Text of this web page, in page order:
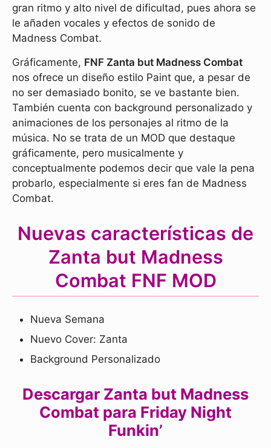
gran ritmo y alto nivel de dificultad, pues ahora se
le añaden vocales y efectos de sonido de
Madness Combat.
Gráficamente, FNF Zanta but Madness Combat
nos ofrece un diseño estilo Paint que, a pesar de
no ser demasiado bonito, se ve bastante bien.
También cuenta con background personalizado y
animaciones de los personajes al ritmo de la
música. No se trata de un MOD que destaque
gráficamente, pero musicalmente y
conceptualmente podemos decir que vale la pena
probarlo, especialmente si eres fan de Madness
Combat.
Nuevas características de
Zanta but Madness
Combat FNF MOD
Nueva Semana
Nuevo Cover: Zanta
Background Personalizado
Descargar Zanta but Madness
Combat para Friday Night
Funkin’